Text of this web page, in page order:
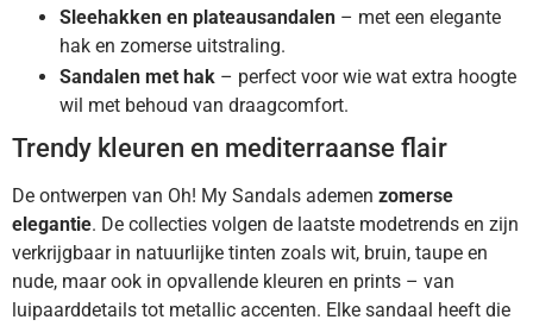
Sleehakken en plateausandalen – met een elegante
hak en zomerse uitstraling.
Sandalen met hak – perfect voor wie wat extra hoogte
wil met behoud van draagcomfort.
Trendy kleuren en mediterraanse flair
De ontwerpen van Oh! My Sandals ademen zomerse
elegantie. De collecties volgen de laatste modetrends en zijn
verkrijgbaar in natuurlijke tinten zoals wit, bruin, taupe en
nude, maar ook in opvallende kleuren en prints – van
luipaarddetails tot metallic accenten. Elke sandaal heeft die